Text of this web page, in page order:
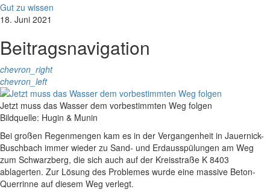
Gut zu wissen
18. Juni 2021
Beitragsnavigation
chevron_right
chevron_left
Jetzt muss das Wasser dem vorbestimmten Weg folgen
Bildquelle: Hugin & Munin
Bei großen Regenmengen kam es in der Vergangenheit in Jauernick-
Buschbach immer wieder zu Sand- und Erdausspülungen am Weg
zum Schwarzberg, die sich auch auf der Kreisstraße K 8403
ablagerten. Zur Lösung des Problemes wurde eine massive Beton-
Querrinne auf diesem Weg verlegt.